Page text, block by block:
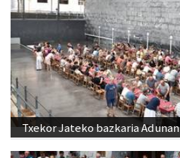
Txekor Jateko bazkaria Adunan